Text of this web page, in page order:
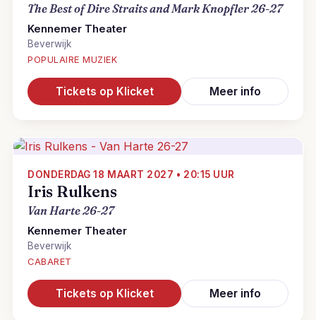
The Best of Dire Straits and Mark Knopfler 26-27
Kennemer Theater
Beverwijk
POPULAIRE MUZIEK
Tickets op Klicket Meer info
DONDERDAG 18 MAART 2027 • 20:15 UUR
Iris Rulkens
Van Harte 26-27
Kennemer Theater
Beverwijk
CABARET
Tickets op Klicket Meer info